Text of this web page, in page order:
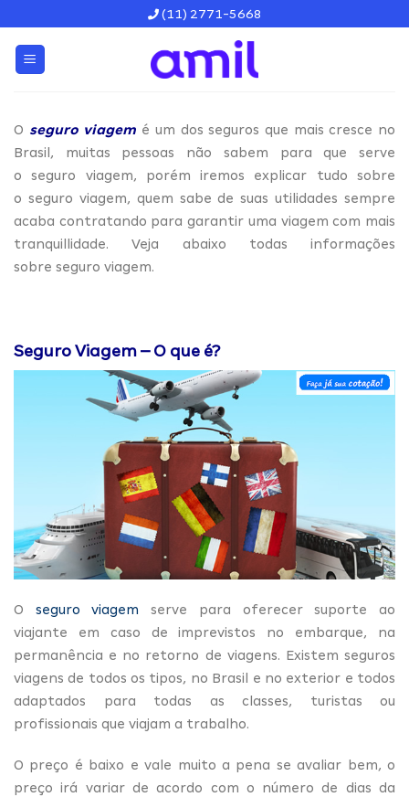
content
(11) 2771-5668
O seguro viagem é um dos seguros que mais cresce no
Brasil, muitas pessoas não sabem para que serve
o seguro viagem, porém iremos explicar tudo sobre
o seguro viagem, quem sabe de suas utilidades sempre
acaba contratando para garantir uma viagem com mais
tranquillidade. Veja abaixo todas informações
sobre seguro viagem.
Seguro Viagem – O que é?
O seguro viagem serve para oferecer suporte ao
viajante em caso de imprevistos no embarque, na
permanência e no retorno de viagens. Existem seguros
viagens de todos os tipos, no Brasil e no exterior e todos
adaptados para todas as classes, turistas ou
profissionais que viajam a trabalho.
O preço é baixo e vale muito a pena se avaliar bem, o
preço irá variar de acordo com o número de dias da